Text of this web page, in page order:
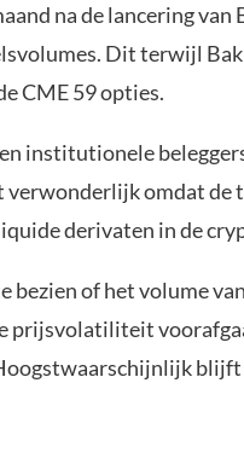
na de lancering van
Dit terwijl
CME 59 opties.
institutionele
verwonderlijk omdat de
derivaten in de
bezien of het volume
prijsvolatiliteit